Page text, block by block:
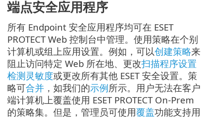
端点安全应用程序
所有 Endpoint 安全应用程序均可在 ESET
PROTECT Web 控制台中管理。使用策略在个别
计算机或组上应用设置。例如，可以创建策略来
阻止访问特定 Web 所在地、更改扫描程序设置
检测灵敏度或更改所有其他 ESET 安全设置。策
略可合并 ，如我们的示例所示。用户无法在客户
端计算机上覆盖使用 ESET PROTECT On-Prem
的策略集。但是，管理员可使用覆盖功能支持用